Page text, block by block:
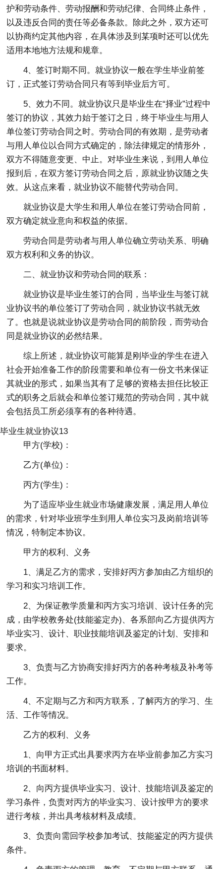
护和劳动条件、劳动报酬和劳动纪律、合同终止条件，
以及违反合同的责任等必备条款。除此之外，双方还可
以协商约定其他内容，在具体涉及到某项时还可以优先
适用本地地方法规和规章。
4、签订时期不同。就业协议一般在学生毕业前签
订，正式签订劳动合同只有等到毕业后方可。
5、效力不同。就业协议只是毕业生在“择业”过程中
签订的协议，其效力始于签订之日，终于毕业生与用人
单位签订劳动合同之时。劳动合同的有效期，是劳动者
与用人单位以合同方式确定的，除法律规定的情形外，
双方不得随意变更、中止。对毕业生来说，到用人单位
报到后，在双方签订劳动合同之后，原就业协议随之失
效。从这点来看，就业协议不能替代劳动合同。
就业协议是大学生和用人单位在签订劳动合同前，
双方确定就业意向和权益的依据。
劳动合同是劳动者与用人单位确立劳动关系、明确
双方权利和义务的协议。
二、就业协议和劳动合同的联系：
就业协议是毕业生签订的合同，当毕业生与签订就
业协议书的单位签订了劳动合同，就业协议书就无效
了。也就是说就业协议是劳动合同的前阶段，而劳动合
同是就业协议的必然结果。
综上所述，就业协议可能算是刚毕业的学生在进入
社会开始准备工作的阶段需要和单位有一份文书来保证
其就业的形式，如果当其有了足够的资格去担任比较正
式的职务之后就会和单位签订规范的劳动合同，其中就
会包括员工所必须享有的各种待遇。
毕业生就业协议13
甲方(学校)：
乙方(单位)：
丙方(学生)：
为了适应毕业生就业市场健康发展，满足用人单位
的需求，针对毕业班学生到用人单位实习及岗前培训等
情况，特制定本协议。
甲方的权利、义务
1、满足乙方的需求，安排好丙方参加由乙方组织的
学习和实习培训工作。
2、为保证教学质量和丙方实习培训、设计任务的完
成，由学校教务处(技能鉴定办)、各系部向乙方提供丙方
毕业实习、设计、职业技能培训及鉴定的计划、安排和
要求。
3、负责与乙方协商安排好丙方的各种考核及补考等
工作。
4、不定期与乙方和丙方联系，了解丙方的学习、生
活、工作等情况。
乙方的权利、义务
1、向甲方正式出具要求丙方在毕业前参加乙方实习
培训的书面材料。
2、向丙方提供毕业实习、设计、技能培训及鉴定的
学习条件，负责对丙方的毕业实习、设计按甲方的要求
进行考核，并出具考核材料及成绩。
3、负责向需回学校参加考试、技能鉴定的丙方提供
条件。